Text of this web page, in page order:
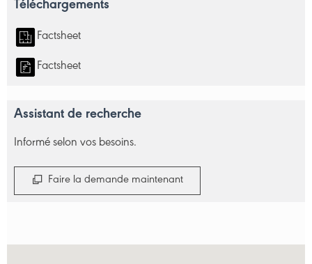
Téléchargements
Factsheet
Factsheet
Assistant de recherche
Informé selon vos besoins.
Faire la demande maintenant